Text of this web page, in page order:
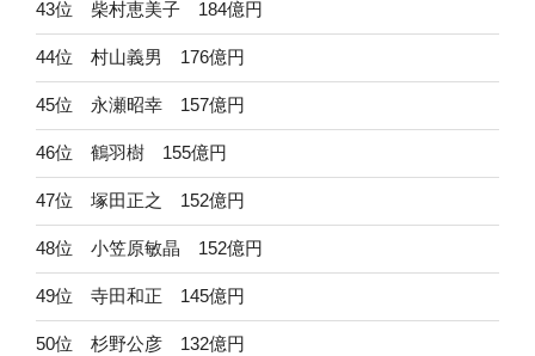
43位 柴村恵美子 184億円
44位 村山義男 176億円
45位 永瀬昭幸 157億円
46位 鶴羽樹 155億円
47位 塚田正之 152億円
48位 小笠原敏晶 152億円
49位 寺田和正 145億円
50位 杉野公彦 132億円